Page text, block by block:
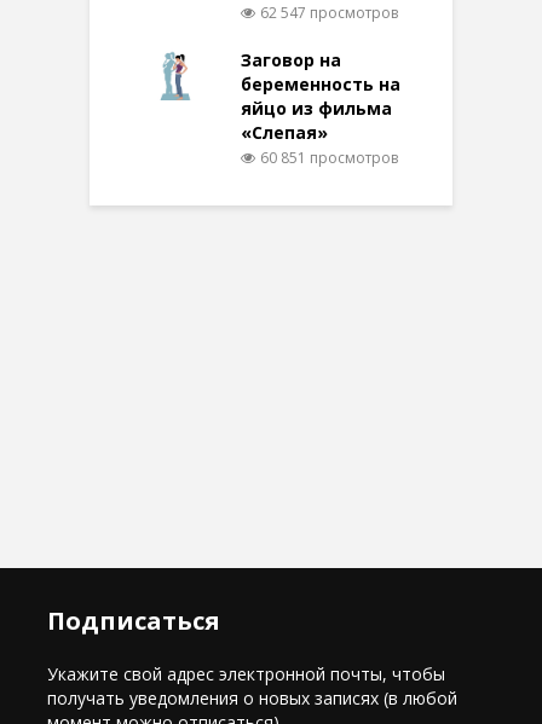
62 547 просмотров
Заговор на
беременность на
яйцо из фильма
«Слепая»
60 851 просмотров
Подписаться
Укажите свой адрес электронной почты, чтобы
получать уведомления о новых записях (в любой